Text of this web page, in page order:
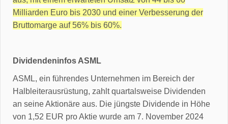
Milliarden Euro bis 2030 und einer Verbesserung der
Bruttomarge auf 56% bis 60%.
Dividendeninfos ASML
ASML, ein führendes Unternehmen im Bereich der
Halbleiterausrüstung, zahlt quartalsweise Dividenden
an seine Aktionäre aus. Die jüngste Dividende in Höhe
von 1,52 EUR pro Aktie wurde am 7. November 2024